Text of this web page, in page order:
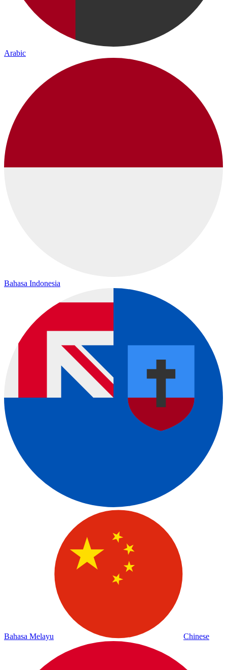
Arabic
Bahasa Indonesia
Bahasa Melayu Chinese